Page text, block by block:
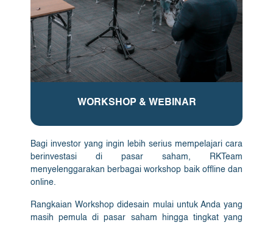
WORKSHOP & WEBINAR
Bagi investor yang ingin lebih serius mempelajari cara
berinvestasi di pasar saham, RKTeam
menyelenggarakan berbagai workshop baik offline dan
online.
Rangkaian Workshop didesain mulai untuk Anda yang
masih pemula di pasar saham hingga tingkat yang